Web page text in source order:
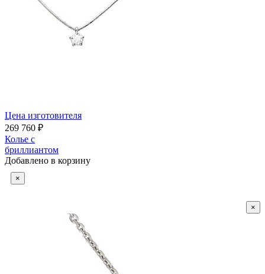
Цена изготовителя
269 760 ₽
Колье с
бриллиантом
Добавлено в корзину
×
×